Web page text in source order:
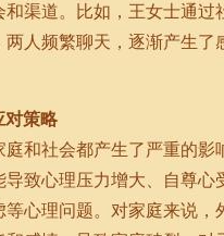
和渠道。比如，王女士通过
两人频繁聊天，逐渐产生了
对策略
和社会都产生了严重的影
导致心理压力增大、自尊心
等心理问题。对家庭来说，